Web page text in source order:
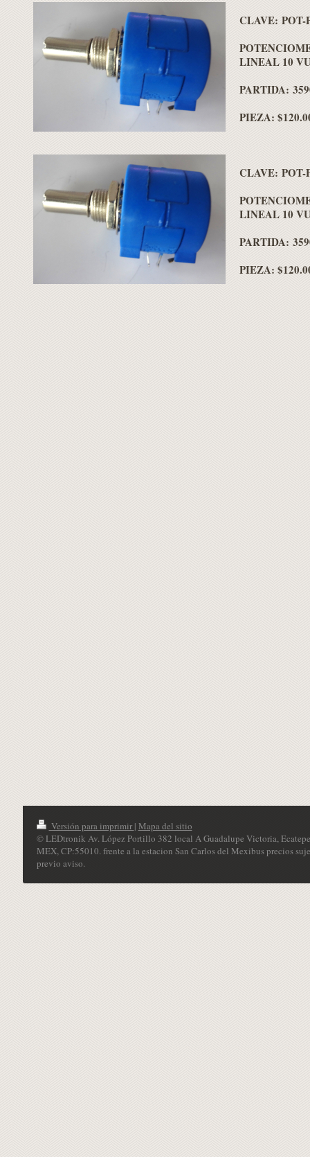
CLAVE: POT-
LINEAL 10
PARTIDA:
PIEZA:
CLAVE: POT-
LINEAL 10
PARTIDA:
PIEZA:
Versión para imprimir | Mapa del sitio
© LEDtronik Av. López Portillo 382 local A Guadalupe Victoria,
MEX, CP:55010. frente a la estacion San Carlos del Mexibus precios
previo aviso.